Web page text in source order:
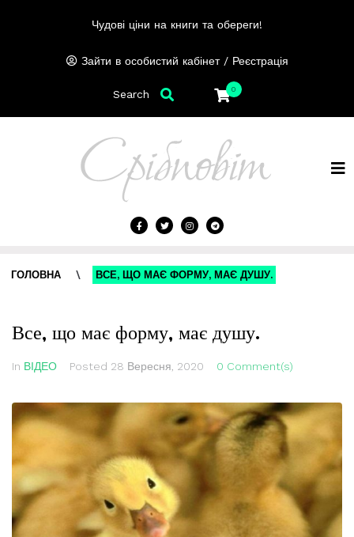
Чудові ціни на книги та обереги!
Зайти в особистий кабінет / Реєстрація
0
Search
ГОЛОВНА \ ВСЕ, ЩО МАЄ ФОРМУ, МАЄ ДУШУ.
Все, що має форму, має душу.
In ВІДЕО Posted 28 Вересня, 2020 0 Comment(s)